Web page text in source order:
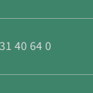
40 64 0